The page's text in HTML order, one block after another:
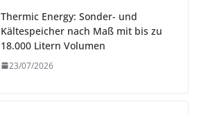
Thermic Energy: Sonder- und
Kältespeicher nach Maß mit bis zu
18.000 Litern Volumen
23/07/2026